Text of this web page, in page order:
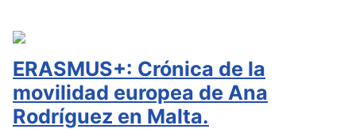
ERASMUS+: Crónica de la
movilidad europea de Ana
Rodríguez en Malta.